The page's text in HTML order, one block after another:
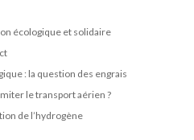
écologique et solidaire
: la question des engrais
le transport aérien ?
de l’hydrogène